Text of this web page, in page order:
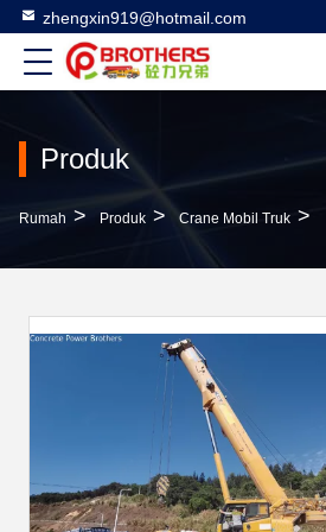
zhengxin919@hotmail.com
Produk
Rumah > Produk > Crane Mobil Truk >